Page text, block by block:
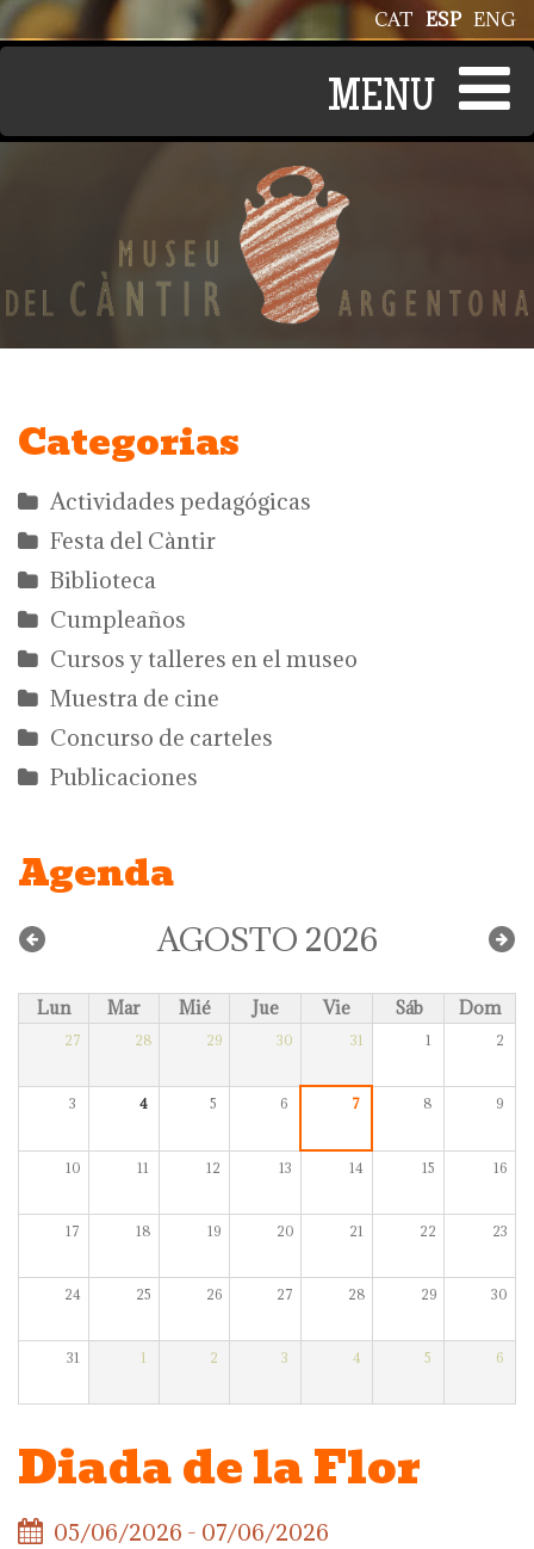
Pasar al contenido principal ENG
ESP
CAT
Categorias
Actividades pedagógicas
Festa del Càntir
Biblioteca
Cumpleaños
Cursos y talleres en el museo
Muestra de cine
Concurso de carteles
Publicaciones
Agenda
AGOSTO 2026
Lun Mar Mié Jue Vie Sáb Dom
27 28 29 30 31 1 2
3 4 5 6 7 8 9
10 11 12 13 14 15 16
17 18 19 20 21 22 23
24 25 26 27 28 29 30
31 1 2 3 4 5 6
Diada de la Flor
05/06/2026 - 07/06/2026